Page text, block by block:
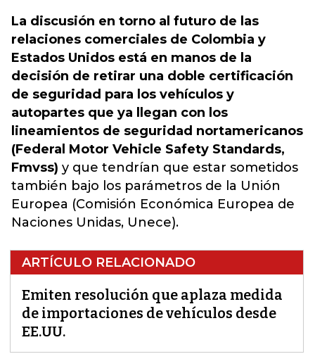
La discusión en torno al futuro de las
relaciones comerciales de Colombia y
Estados Unidos está en manos de la
decisión de retirar una doble certificación
de seguridad para los vehículos y
autopartes que ya llegan con los
lineamientos de seguridad nortamericanos
(Federal Motor Vehicle Safety Standards,
Fmvss) y que tendrían que estar sometidos
también bajo los parámetros de la Unión
Europea (Comisión Económica Europea de
Naciones Unidas, Unece).
ARTÍCULO RELACIONADO
Emiten resolución que aplaza medida
de importaciones de vehículos desde
EE.UU.